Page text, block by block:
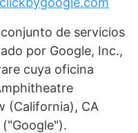
de servicios
por Google, Inc.,
cuya oficina
(California), CA